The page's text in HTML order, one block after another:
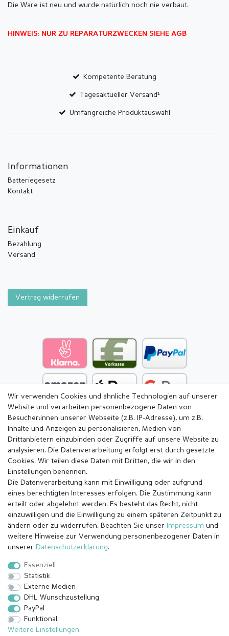
Die Ware ist neu und wurde natürlich noch nie verbaut.
HINWEIS: NUR ZU REPARATURZWECKEN SIEHE AGB
Kompetente Beratung
Tagesaktueller Versand¹
Umfangreiche Produktauswahl
Informationen
Batteriegesetz
Kontakt
Einkauf
Bezahlung
Versand
Vertrag widerrufen
Impressum Daten­schutz­erklärung
Barrierefreiheitserklärung
Wir verwenden Cookies und ähnliche Technologien auf unserer
Website und verarbeiten personenbezogene Daten von
Besucher:innen unserer Webseite (z.B. IP-Adresse), um z.B.
Inhalte und Anzeigen zu personalisieren, Medien von
Drittanbietern einzubinden oder Zugriffe auf unsere Website zu
analysieren. Die Datenverarbeitung erfolgt erst durch gesetzte
Cookies. Wir teilen diese Daten mit Dritten, die wir in den
Einstellungen benennen.
Die Datenverarbeitung kann mit Einwilligung oder aufgrund
eines berechtigten Interesses erfolgen. Die Zustimmung kann
erteilt oder abgelehnt werden. Es besteht das Recht, nicht
einzuwilligen und die Einwilligung zu einem späteren Zeitpunkt zu
ändern oder zu widerrufen. Beachten Sie unser Impressum und
weitere Hinweise zur Verwendung personenbezogener Daten in
unserer Daten­schutz­erklärung.
Essenziell
Statistik
Externe Medien
DHL Wunschzustellung
PayPal
Funktional
Weitere Einstellungen